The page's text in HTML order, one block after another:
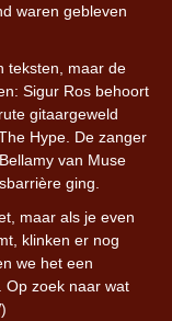
waren gebleven
teksten, maar de
Sigur Ros behoort
gitaargeweld
Hype. De zanger
van Muse
ging.
maar als je even
klinken er nog
we het een
Op zoek naar wat